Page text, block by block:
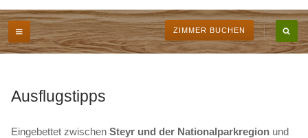
ZIMMER BUCHEN
Ausflugstipps
Eingebettet zwischen Steyr und der Nationalparkregion und